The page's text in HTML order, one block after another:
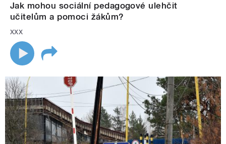
Jak mohou sociální pedagogové ulehčit
učitelům a pomoci žákům?
xxx